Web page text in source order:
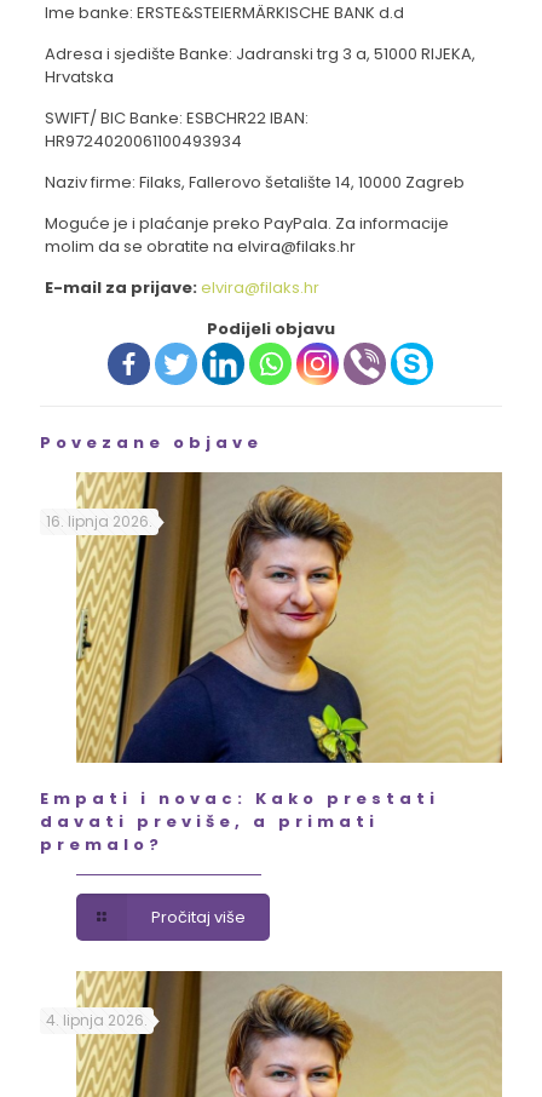
Ime banke: ERSTE&STEIERMÄRKISCHE BANK d.d
Adresa i sjedište Banke: Jadranski trg 3 a, 51000 RIJEKA,
Hrvatska
SWIFT/ BIC Banke: ESBCHR22 IBAN:
HR9724020061100493934
Naziv firme: Filaks, Fallerovo šetalište 14, 10000 Zagreb
Moguće je i plaćanje preko PayPala. Za informacije
molim da se obratite na elvira@filaks.hr
E-mail za prijave:elvira@filaks.hr
Podijeli objavu
Povezane objave
16. lipnja 2026.
Empati i novac: Kako prestati
davati previše, a primati
premalo?
Pročitaj više
4. lipnja 2026.